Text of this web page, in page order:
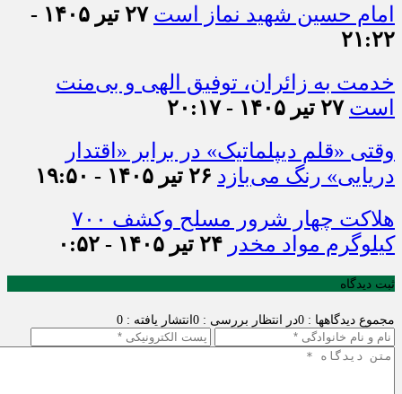
امام حسین شهید نماز است
۲۷ تیر ۱۴۰۵ -
۲۱:۲۲
خدمت به زائران، توفیق الهی و بی‌منت
است ۲۷ تیر ۱۴۰۵ - ۲۰:۱۷
وقتی «قلم دیپلماتیک» در برابر «اقتدار
دریایی» رنگ می‌بازد ۲۶ تیر ۱۴۰۵ - ۱۹:۵۰
هلاکت چهار شرور مسلح وکشف ۷۰۰
کیلوگرم مواد مخدر ۲۴ تیر ۱۴۰۵ - ۰:۵۲
ثبت دیدگاه
مجموع دیدگاهها : 0 در انتظار بررسی : 0 انتشار یافته : 0